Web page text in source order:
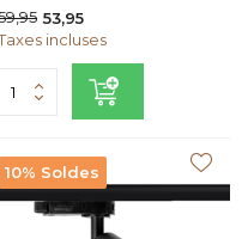
53,95
incluses
10% Soldes